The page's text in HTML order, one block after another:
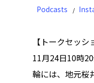
Podcasts
【トークセッシ
11月24日10時
輪には、地元桜